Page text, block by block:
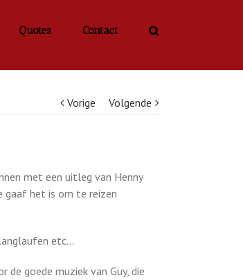
Quotes Contact
Vorige Volgende
met een uitleg van Henny
gaaf het is om te reizen
etc…
goede muziek van Guy, die